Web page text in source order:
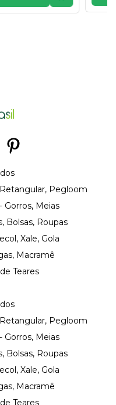
Pegloom
Gorros, Meias
Bolsas, Roupas
Xale, Gola
Macramê
Teares
Pegloom
Gorros, Meias
Bolsas, Roupas
Xale, Gola
Macramê
Teares